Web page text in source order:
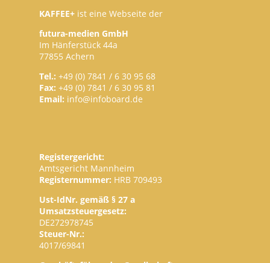
KAFFEE+ist eine Webseite der
futura-medien GmbH
Im Hänferstück 44a
77855 Achern
Tel.: +49 (0) 7841 / 6 30 95 68
Fax: +49 (0) 7841 / 6 30 95 81
Email: info@infoboard.de
Registergericht:
Amtsgericht Mannheim
Registernummer: HRB 709493
Ust-IdNr. gemäß § 27 a
Umsatzsteuergesetz:
DE272978745
Steuer-Nr.:
4017/69841